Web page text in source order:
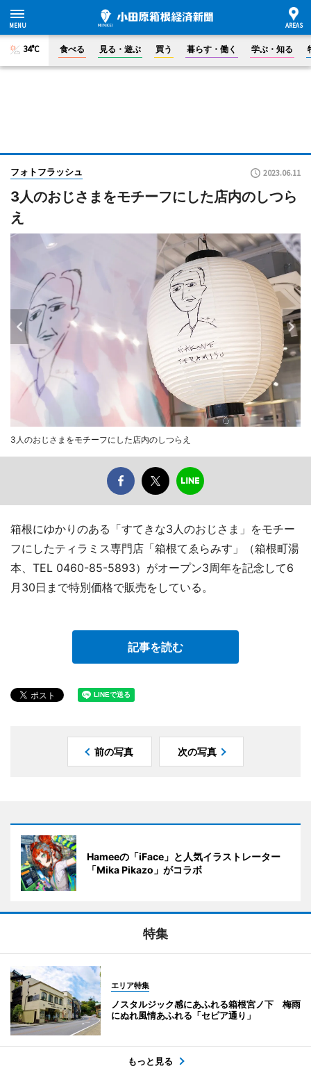
34°C 食べる 見る・遊ぶ 買う 暮らす・働く 学ぶ・知る
フォトフラッシュ 2023.06.11
3人のおじさまをモチーフにした店内のしつら
え
3人のおじさまをモチーフにした店内のしつらえ
箱根にゆかりのある「すてきな3人のおじさま」をモチー
フにしたティラミス専門店「箱根てゑらみす」（箱根町湯
本、TEL 0460-85-5893）がオープン3周年を記念して6
月30日まで特別価格で販売をしている。
記事を読む
前の写真 次の写真
Hameeの「iFace」と人気イラストレーター
「Mika Pikazo」がコラボ
特集
エリア特集
ノスタルジック感にあふれる箱根宮ノ下 梅雨
にぬれ風情あふれる「セピア通り」
もっと見る